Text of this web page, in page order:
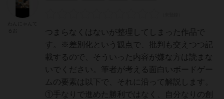
つまらなくはないが整理してしまった作品で
す。※差別化という観点で、批判も交えつつ記
載するので、そういった内容が嫌な方は読まな
いでください。筆者が考える面白いボードゲー
ムの要素は以下で、それに沿って解説します。
①手なりで進めた勝利ではなく、自分なりの創